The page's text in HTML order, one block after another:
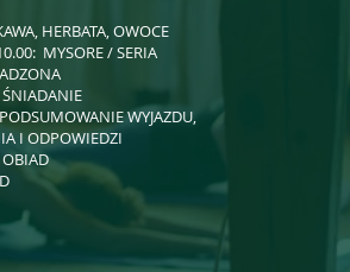
HERBATA, OWOCE
MYSORE / SERIA
WYJAZDU,
I ODPOWIEDZI